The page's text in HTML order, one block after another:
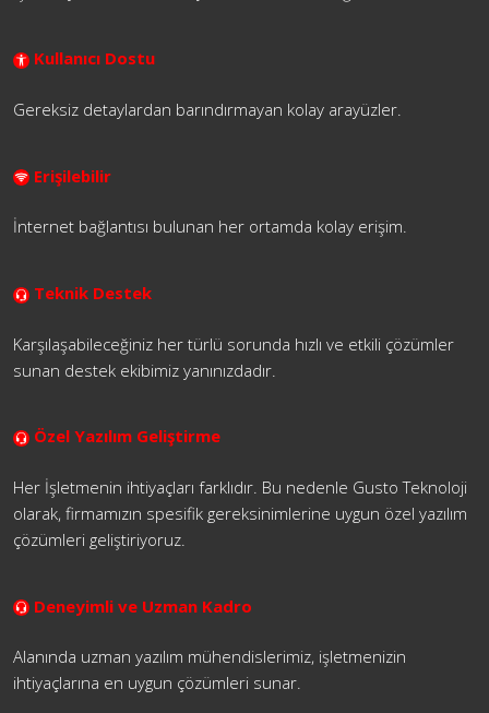
Kullanıcı Dostu
Gereksiz detaylardan barındırmayan kolay arayüzler.
Erişilebilir
İnternet bağlantısı bulunan her ortamda kolay erişim.
Teknik Destek
Karşılaşabileceğiniz her türlü sorunda hızlı ve etkili çözümler
sunan destek ekibimiz yanınızdadır.
Özel Yazılım Geliştirme
Her İşletmenin ihtiyaçları farklıdır. Bu nedenle Gusto Teknoloji
olarak, firmamızın spesifik gereksinimlerine uygun özel yazılım
çözümleri geliştiriyoruz.
Deneyimli ve Uzman Kadro
Alanında uzman yazılım mühendislerimiz, işletmenizin
ihtiyaçlarına en uygun çözümleri sunar.